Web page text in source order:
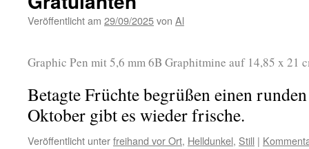
Veröffentlicht am 29/09/2025von Al
Graphic Pen mit 5,6 mm 6B Graphitmine auf 14,85 x 21
Betagte Früchte begrüßen einen
Oktober gibt es wieder frische.
Veröffentlicht unterfreihand vor Ort, Helldunkel, Still |